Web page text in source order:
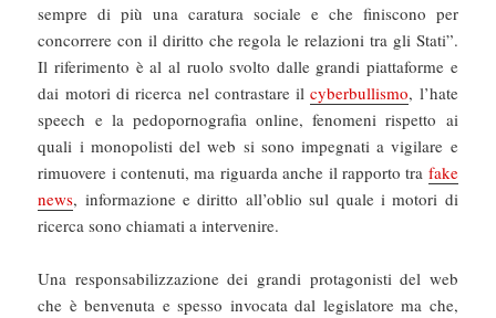
sempre di più una caratura sociale e che finiscono per
concorrere con il diritto che regola le relazioni tra gli Stati”.
Il riferimento è al al ruolo svolto dalle grandi piattaforme e
dai motori di ricerca nel contrastare ilcyberbullismo, l’hate
speech e la pedopornografia online, fenomeni rispetto ai
quali i monopolisti del web si sono impegnati a vigilare e
rimuovere i contenuti, ma riguarda anche il rapporto tra fake
news, informazione e diritto all’oblio sul quale i motori di
ricerca sono chiamati a intervenire.
Una responsabilizzazione dei grandi protagonisti del web
che è benvenuta e spesso invocata dal legislatore ma che,